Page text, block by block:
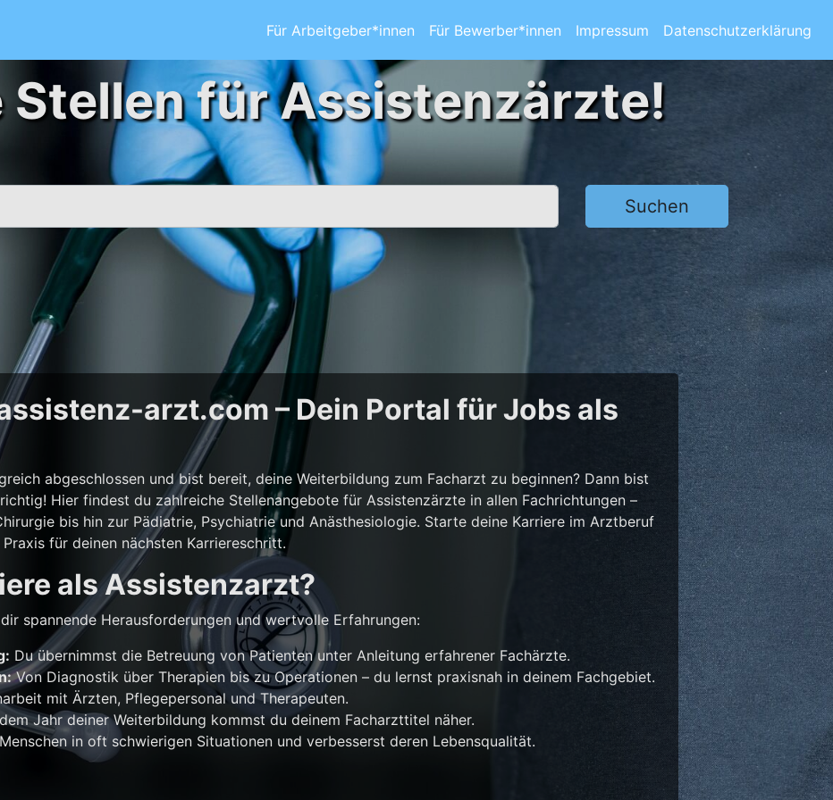
Für Arbeitgeber*innen Für Bewerber*innen Impressum Datenschutzerklärung
für Assistenzärzte!
Suchen
arzt.com – Dein Portal für Jobs als
abgeschlossen und bist bereit, deine Weiterbildung zum Facharzt zu beginnen? Dann bist
Hier findest du zahlreiche Stellenangebote für Assistenzärzte in allen Fachrichtungen –
bis hin zur Pädiatrie, Psychiatrie und Anästhesiologie. Starte deine Karriere im Arztberuf
für deinen nächsten Karriereschritt.
als Assistenzarzt?
spannende Herausforderungen und wertvolle Erfahrungen:
Du übernimmst die Betreuung von Patienten unter Anleitung erfahrener Fachärzte.
Von Diagnostik über Therapien bis zu Operationen – du lernst praxisnah in deinem Fachgebiet.
mit Ärzten, Pflegepersonal und Therapeuten.
Jahr deiner Weiterbildung kommst du deinem Facharzttitel näher.
in oft schwierigen Situationen und verbesserst deren Lebensqualität.